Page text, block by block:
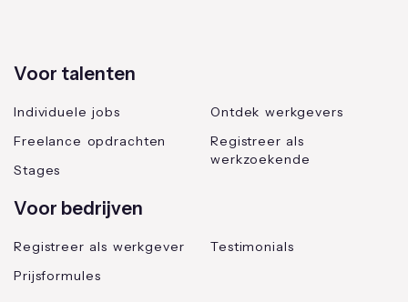
Voor talenten
Individuele jobs
Freelance opdrachten
Stages
Ontdek werkgevers
Registreer als
werkzoekende
Voor bedrijven
Registreer als werkgever
Prijsformules
Testimonials